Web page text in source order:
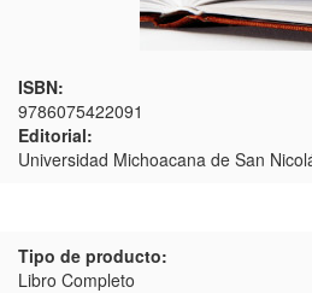
ISBN:
9786075422091
Editorial:
Universidad Michoacana de San
Tipo de producto:
Libro Completo